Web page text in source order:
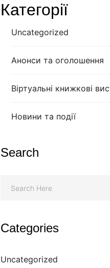
Категорії
Uncategorized
Анонси та оголошення
Віртуальні книжкові
Новини та події
Search
Categories
Uncategorized